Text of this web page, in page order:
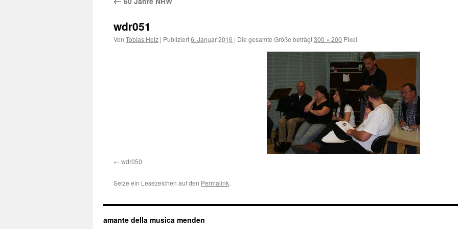
wdr051
Von Tobias Holz | Publiziert6. Januar 2016 | Die gesamte Größe beträgt300 × 200 Pixel
wdr050
Setze ein Lesezeichen auf den Permalink.
amante della musica menden